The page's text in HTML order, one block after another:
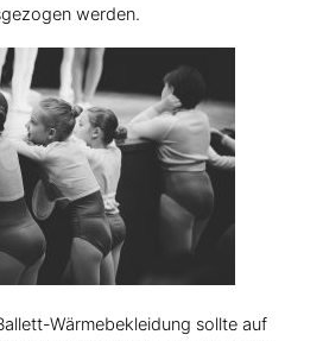
werden.
Wärmebekleidung sollte auf